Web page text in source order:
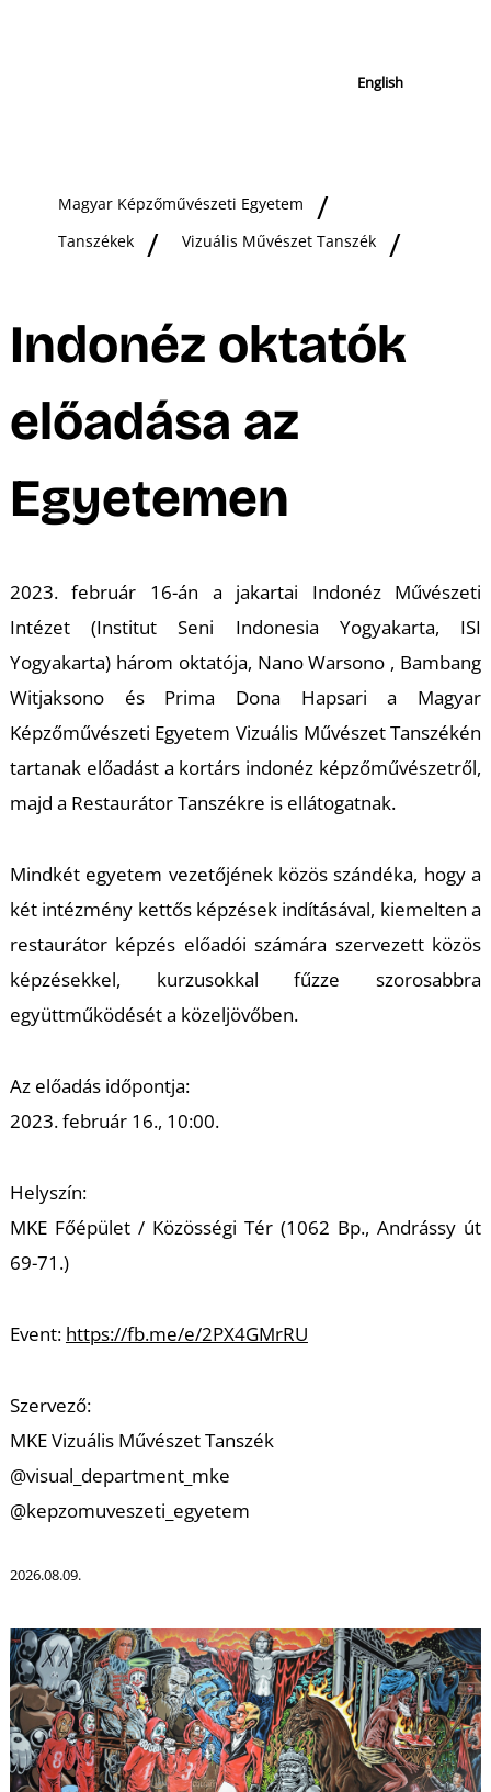
English
Magyar Képzőművészeti Egyetem
Tanszékek
Vizuális Művészet Tanszék
Indonéz oktatók
előadása az
Egyetemen
2023. február 16-án a jakartai Indonéz Művészeti
Intézet (Institut Seni Indonesia Yogyakarta, ISI
Yogyakarta) három oktatója, Nano Warsono , Bambang
Witjaksono és Prima Dona Hapsari a Magyar
Képzőművészeti Egyetem Vizuális Művészet Tanszékén
tartanak előadást a kortárs indonéz képzőművészetről,
majd a Restaurátor Tanszékre is ellátogatnak.
Mindkét egyetem vezetőjének közös szándéka, hogy a
két intézmény kettős képzések indításával, kiemelten a
restaurátor képzés előadói számára szervezett közös
képzésekkel, kurzusokkal fűzze szorosabbra
együttműködését a közeljövőben.
Az előadás időpontja:
2023. február 16., 10:00.
Helyszín:
MKE Főépület / Közösségi Tér (1062 Bp., Andrássy út
69-71.)
Event: https://fb.me/e/2PX4GMrRU
Szervező:
MKE Vizuális Művészet Tanszék
@visual_department_mke
@kepzomuveszeti_egyetem
2026.08.09.